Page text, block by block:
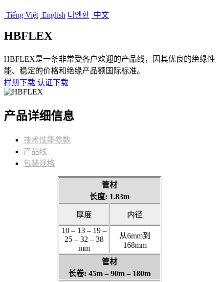
Tiếng Việt English 티엔한 中文
HBFLEX
HBFLEX是一条非常受各户欢迎的产品线，因其优良的绝缘性
能、稳定的价格和绝缘产品额国际标准。
样册下载 认证下载
产品详细信息
技术性能参数
产品线
包装规格
管材
长度: 1.83m
厚度
内径
10 – 13 – 19 –
25 – 32 – 38
mm
从6mm到
168mm
管材
长卷: 45m – 90m – 180m